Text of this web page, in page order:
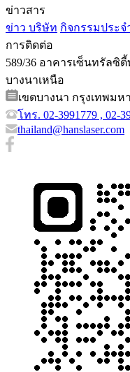
ข่าวสาร
ข่าว บริษัท กิจกรรมประจ
การติดต่อ
589/36 อาคารเซ็นทรัลซิ
บางนาเหนือ
เขตบางนา กรุงเทพมห
โทร. 02-3991779 , 02-
thailand@hanslaser.com